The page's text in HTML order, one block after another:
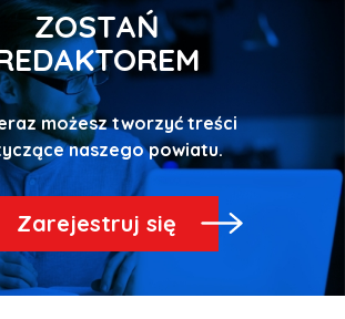
ZOSTAŃ
możesz tworzyć treści
dotyczące naszego powiatu.
Zarejestruj się